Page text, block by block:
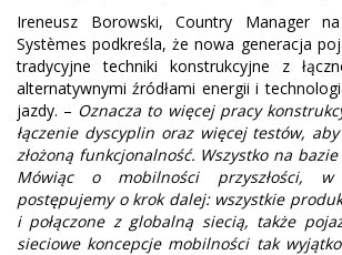
Ireneusz Borowski, Country Manager
Systèmes podkreśla, że nowa generacja
tradycyjne techniki konstrukcyjne z
alternatywnymi źródłami energii i
jazdy. – Oznacza to więcej pracy
łączenie dyscyplin oraz więcej testów,
złożoną funkcjonalność. Wszystko na
Mówiąc o mobilności przyszłości,
postępujemy o krok dalej: wszystkie
i połączone z globalną siecią, także
sieciowe koncepcje mobilności tak